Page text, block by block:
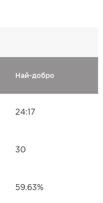
Най-добро
24:17
30
59.63%